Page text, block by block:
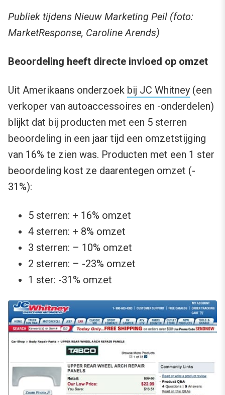
Publiek tijdens Nieuw Marketing Peil (foto:
MarketResponse, Caroline Arends)
Beoordeling heeft directe invloed op omzet
Uit Amerikaans onderzoek bij JC Whitney (een
verkoper van autoaccessoires en -onderdelen)
blijkt dat bij producten met een 5 sterren
beoordeling in een jaar tijd een omzetstijging
van 16% te zien was. Producten met een 1 ster
beoordeling kost ze daarentegen omzet (-
31%):
5 sterren: + 16% omzet
4 sterren: + 8% omzet
3 sterren: – 10% omzet
2 sterren: – -23% omzet
1 ster: -31% omzet